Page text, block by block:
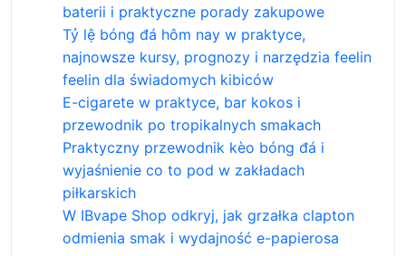
baterii i praktyczne porady zakupowe
Tỷ lệ bóng đá hôm nay w praktyce,
najnowsze kursy, prognozy i narzędzia feelin
feelin dla świadomych kibiców
E-cigarete w praktyce, bar kokos i
przewodnik po tropikalnych smakach
Praktyczny przewodnik kèo bóng đá i
wyjaśnienie co to pod w zakładach
piłkarskich
W IBvape Shop odkryj, jak grzałka clapton
odmienia smak i wydajność e-papierosa